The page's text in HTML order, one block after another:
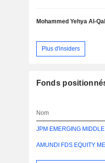
Mohammed Yehya Al-
Plus d'insiders
Fonds
Nom
AMUNDI FDS EQUITY